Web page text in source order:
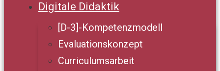
Digitale Didaktik
[D-3]-Kompetenzmodell
Evaluationskonzept
Curriculumsarbeit